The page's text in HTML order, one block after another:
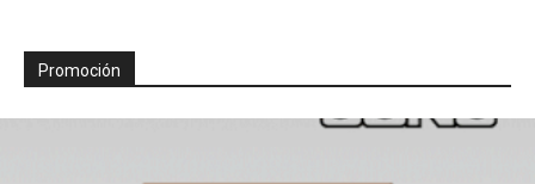
Promoción